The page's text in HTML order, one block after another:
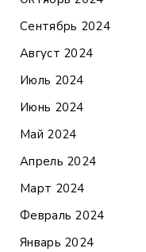
Сентябрь 2024
Август 2024
Июль 2024
Июнь 2024
Май 2024
Апрель 2024
Март 2024
Февраль 2024
Январь 2024